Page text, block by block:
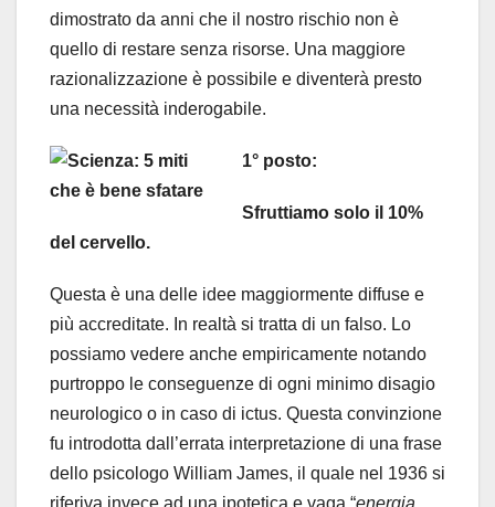
dimostrato da anni che il nostro rischio non è
quello di restare senza risorse. Una maggiore
razionalizzazione è possibile e diventerà presto
una necessità inderogabile.
1° posto:
Sfruttiamo solo il 10%
del cervello.
Questa è una delle idee maggiormente diffuse e
più accreditate. In realtà si tratta di un falso. Lo
possiamo vedere anche empiricamente notando
purtroppo le conseguenze di ogni minimo disagio
neurologico o in caso di ictus. Questa convinzione
fu introdotta dall’errata interpretazione di una frase
dello psicologo William James, il quale nel 1936 si